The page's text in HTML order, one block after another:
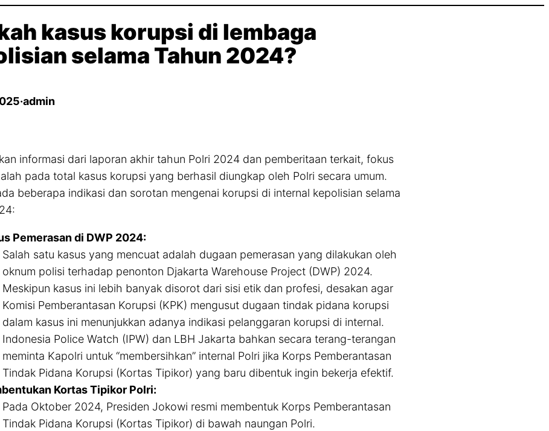
kasus korupsi di lembaga
selama Tahun 2024?
·admin
informasi dari laporan akhir tahun Polri 2024 dan pemberitaan terkait, fokus
pada total kasus korupsi yang berhasil diungkap oleh Polri secara umum.
beberapa indikasi dan sorotan mengenai korupsi di internal kepolisian selama
Pemerasan di DWP 2024:
Salah satu kasus yang mencuat adalah dugaan pemerasan yang dilakukan oleh
oknum polisi terhadap penonton Djakarta Warehouse Project (DWP) 2024.
Meskipun kasus ini lebih banyak disorot dari sisi etik dan profesi, desakan agar
Komisi Pemberantasan Korupsi (KPK) mengusut dugaan tindak pidana korupsi
dalam kasus ini menunjukkan adanya indikasi pelanggaran korupsi di internal.
Indonesia Police Watch (IPW) dan LBH Jakarta bahkan secara terang-terangan
meminta Kapolri untuk “membersihkan” internal Polri jika Korps Pemberantasan
Tindak Pidana Korupsi (Kortas Tipikor) yang baru dibentuk ingin bekerja efektif.
Kortas Tipikor Polri:
Pada Oktober 2024, Presiden Jokowi resmi membentuk Korps Pemberantasan
Tindak Pidana Korupsi (Kortas Tipikor) di bawah naungan Polri.